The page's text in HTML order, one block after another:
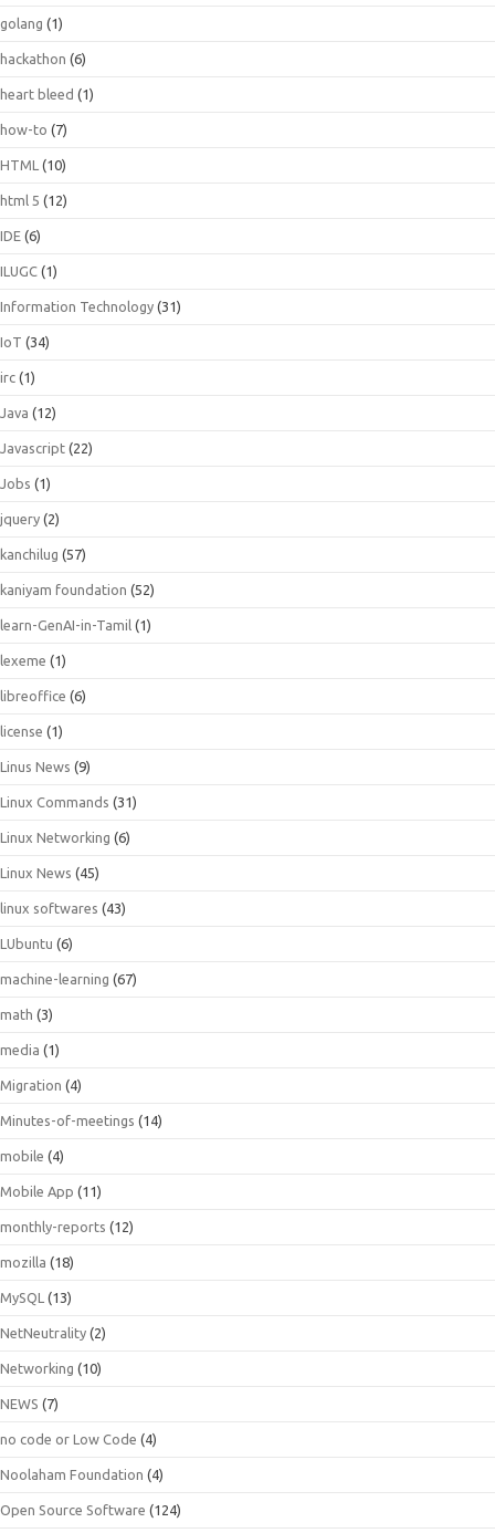
golang (1)
hackathon (6)
heart bleed (1)
how-to (7)
HTML (10)
html 5 (12)
IDE (6)
ILUGC (1)
Information Technology (31)
IoT (34)
irc (1)
Java (12)
Javascript (22)
Jobs (1)
jquery (2)
kanchilug (57)
kaniyam foundation (52)
learn-GenAI-in-Tamil (1)
lexeme (1)
libreoffice (6)
license (1)
Linus News (9)
Linux Commands (31)
Linux Networking (6)
Linux News (45)
linux softwares (43)
LUbuntu (6)
machine-learning (67)
math (3)
media (1)
Migration (4)
Minutes-of-meetings (14)
mobile (4)
Mobile App (11)
monthly-reports (12)
mozilla (18)
MySQL (13)
NetNeutrality (2)
Networking (10)
NEWS (7)
no code or Low Code (4)
Noolaham Foundation (4)
Open Source Software (124)